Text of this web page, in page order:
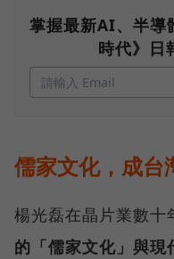
掌握最新AI、半導
時代》日
儒家文化，成台
楊光磊在晶片業數十
的「儒家文化」與現